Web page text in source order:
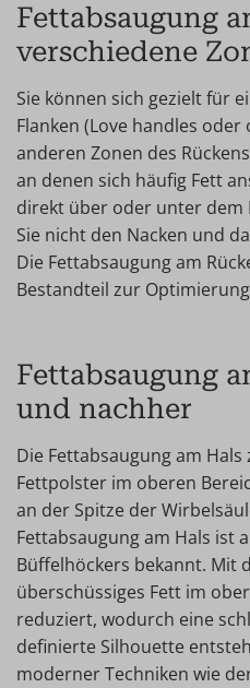
Fettabsaugung
verschiedene
Sie können sich gezielt für
Flanken (Love handles
anderen Zonen des
an denen sich häufig Fett
direkt über oder unter dem
Sie nicht den Nacken und
Die Fettabsaugung am
Bestandteil zur
Fettabsaugung
und nachher
Die Fettabsaugung am
Fettpolster im oberen
an der Spitze der
Fettabsaugung am Hals ist
Büffelhöckers bekannt. Mit
überschüssiges Fett im
reduziert, wodurch eine
definierte Silhouette
moderner Techniken wie